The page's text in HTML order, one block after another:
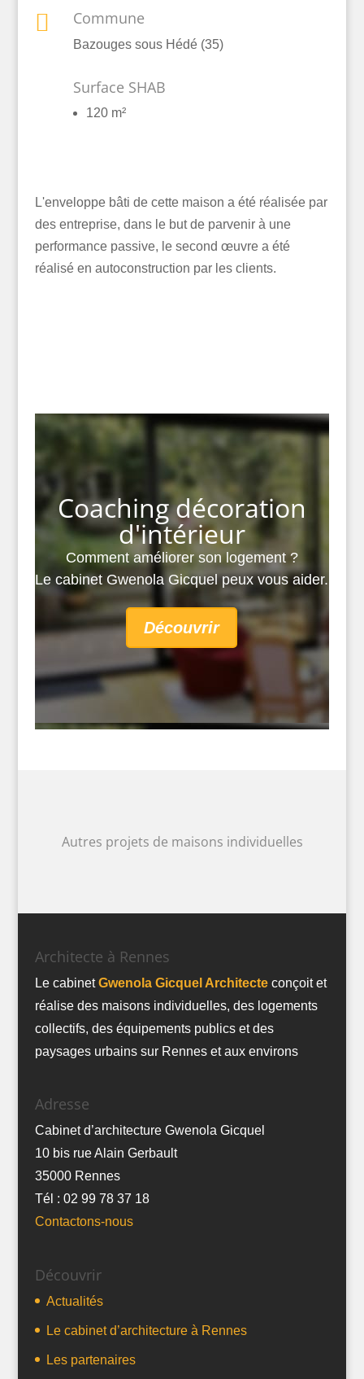
 Commune
Bazouges sous Hédé (35)
Surface SHAB
120 m²
L'enveloppe bâti de cette maison a été réalisée par
des entreprise, dans le but de parvenir à une
performance passive, le second œuvre a été
réalisé en autoconstruction par les clients.
Coaching décoration
d'intérieur
Comment améliorer son logement?
Le cabinet Gwenola Gicquel peux vous aider.
Découvrir
Autres projets de maisons individuelles
Architecte à Rennes
Le cabinetGwenola Gicquel Architecteconçoit et
réalise des maisons individuelles, des logements
collectifs, des équipements publics et des
paysages urbains sur Rennes et aux environs
Adresse
Cabinet d’architecture Gwenola Gicquel
10 bis rue Alain Gerbault
35000 Rennes
Tél : 02 99 78 37 18
Contactons-nous
Découvrir
Actualités
Le cabinet d’architecture à Rennes
Les partenaires